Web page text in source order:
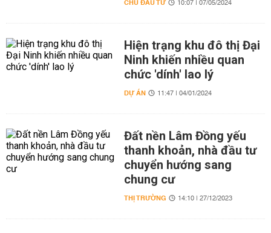
CHỦ ĐẦU TƯ 10:07 | 07/05/2024
Hiện trạng khu đô thị Đại
Ninh khiến nhiều quan
chức 'dính' lao lý
DỰ ÁN 11:47 | 04/01/2024
Đất nền Lâm Đồng yếu
thanh khoản, nhà đầu tư
chuyển hướng sang
chung cư
THỊ TRƯỜNG 14:10 | 27/12/2023